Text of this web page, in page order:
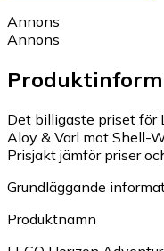
Annons
Annons
Det billigaste priset för
Aloy & Varl mot Shell-
Prisjakt jämför priser
Grundläggande
Produktnamn